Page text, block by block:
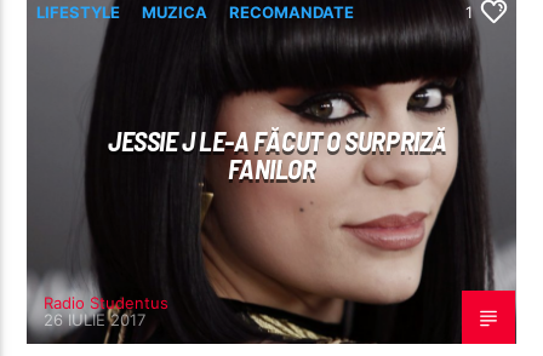
LIFESTYLE MUZICA RECOMANDATE 1
JESSIE J LE-A FĂCUT O SURPRIZĂ
FANILOR
Radio Studentus
26 IULIE 2017